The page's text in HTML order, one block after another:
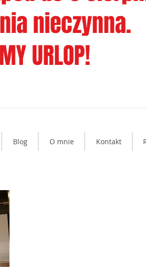
nieczynna.
URLOP!
Blog O mnie Kontakt